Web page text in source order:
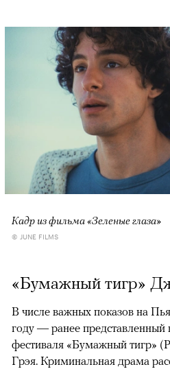
Кадр из фильма «Зеленые глаза»
© JUNE FILMS
«Бумажный тигр»
В числе важных показов на
году — ранее представленный
фестиваля «Бумажный тигр»
Грэя. Криминальная драма